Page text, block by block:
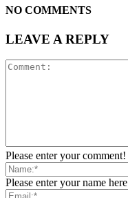
NO COMMENTS
LEAVE A REPLY
Please enter your comment!
Please enter your name here